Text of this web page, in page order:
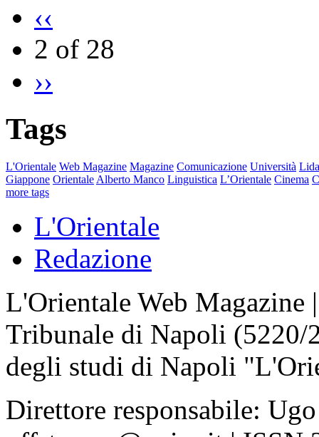
‹‹
2 of 28
››
Tags
L'Orientale Web Magazine Magazine Comunicazione Università
Giappone Orientale Alberto Manco Linguistica L’Orientale Cinema
more tags
L'Orientale
Redazione
L'Orientale Web Magazine
Tribunale di Napoli
degli studi di Napoli
Direttore responsabile: